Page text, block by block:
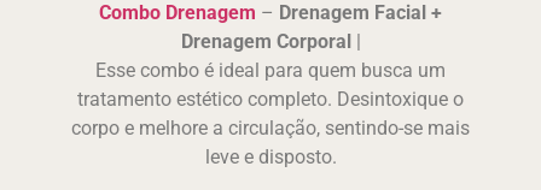
Combo Drenagem – Drenagem Facial +
Drenagem Corporal
Esse combo é ideal para quem busca um
tratamento estético completo. Desintoxique o
corpo e melhore a circulação, sentindo-se mais
leve e disposto.